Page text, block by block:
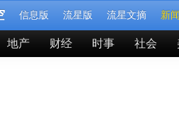
信息版 流星版 流星文摘 新闻
地产 财经 时事 社会